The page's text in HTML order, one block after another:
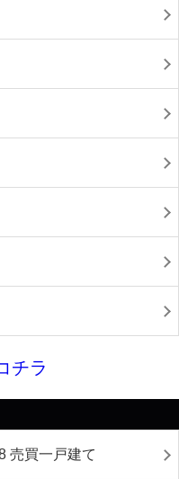
チラ
売買一戸建て